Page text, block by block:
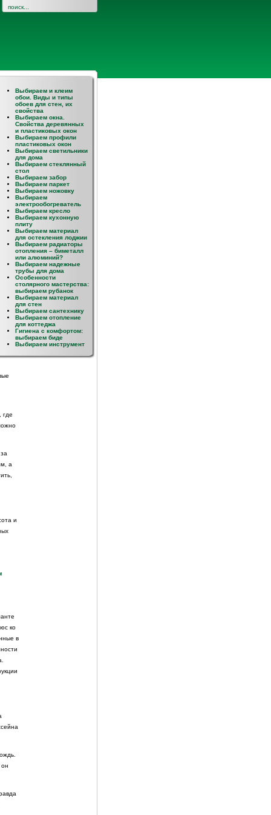
и
где
а
и
ко
в
он
Выбираем и клеим
обои. Виды и типы
обоев для стен, их
свойства
Выбираем окна.
Свойства деревянных
и пластиковых окон
Выбираем профили
пластиковых окон
Выбираем светильники
для дома
Выбираем стеклянный
стол
Выбираем забор
Выбираем паркет
Выбираем ножовку
Выбираем
электрообогреватель
Выбираем кресло
Выбираем кухонную
плиту
Выбираем материал
для остекления лоджии
Выбираем радиаторы
отопления – биметалл
или алюминий?
Выбираем надежные
трубы для дома
Особенности
столярного мастерства:
выбираем рубанок
Выбираем материал
для стен
Выбираем сантехнику
Выбираем отопление
для коттеджа
Гигиена с комфортом:
выбираем биде
Выбираем инструмент